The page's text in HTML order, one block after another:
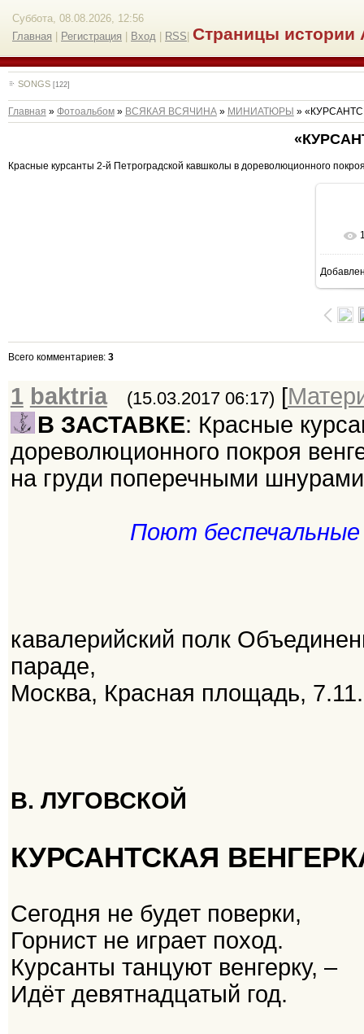
Суббота, 08.08.2026, 12:56
Главная
Регистрация Вход RSS Страницы истории
SONGS [122]
Главная » Фотоальбом» ВСЯКАЯ ВСЯЧИНА» МИНИАТЮРЫ »
Красные курсанты 2-й Петроградской кавшколы в дореволюционного
Всего комментариев: 3
1 baktria (15.03.2017 06:17) [
В ЗАСТАВКЕ: Красные
дореволюционного покроя
на груди поперечными шнурами
Поют
кавалерийский полк
параде,
Москва, Красная площадь,
В. ЛУГОВСКОЙ
КУРСАНТСКАЯ
Сегодня не будет поверки,
Горнист не играет поход.
Курсанты танцуют венгерку, –
Идёт девятнадцатый год.